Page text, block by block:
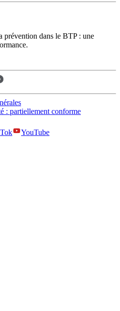
prévention dans le BTP : une
: partiellement conforme
YouTube